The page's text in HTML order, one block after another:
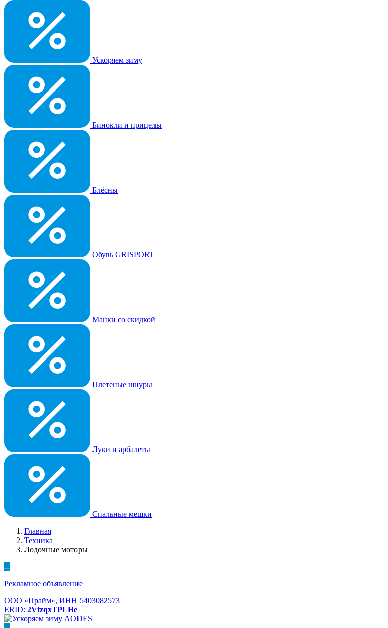
Ускоряем зиму
Бинокли и прицелы
Блёсны
Обувь GRISPORT
Манки со скидкой
Плетеные шнуры
Луки и арбалеты
Спальные мешки
Главная
Техника
Лодочные моторы
...
Рекламное объявление
ООО «Прайм», ИНН 5403082573
ERID: 2VtzqxTPLHe